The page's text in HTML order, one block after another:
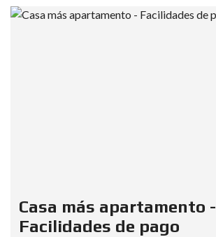
Casa más apartamento -
Facilidades de pago